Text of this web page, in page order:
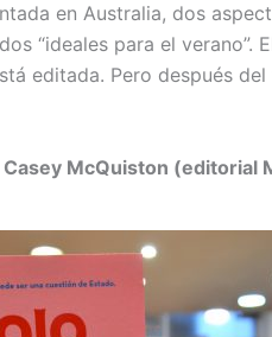
en Australia, dos
“ideales para el verano”.
editada. Pero después
McQuiston (editorial